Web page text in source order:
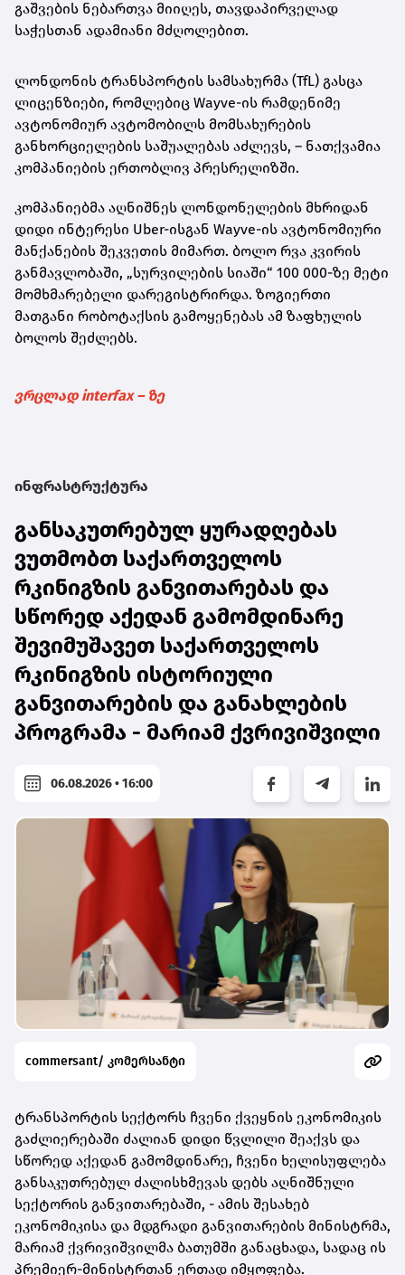
გაშვების ნებართვა მიიღეს, თავდაპირველად
საჭესთან ადამიანი მძღოლებით.
ლონდონის ტრანსპორტის სამსახურმა (TfL) გასცა
ლიცენზიები, რომლებიც Wayve-ის რამდენიმე
ავტონომიურ ავტომობილს მომსახურების
განხორციელების საშუალებას აძლევს, – ნათქვამია
კომპანიების ერთობლივ პრესრელიზში.
კომპანიებმა აღნიშნეს ლონდონელების მხრიდან
დიდი ინტერესი Uber-ისგან Wayve-ის ავტონომიური
მანქანების შეკვეთის მიმართ. ბოლო რვა კვირის
განმავლობაში, „სურვილების სიაში“ 100 000-ზე მეტი
მომხმარებელი დარეგისტრირდა. ზოგიერთი
მათგანი რობოტაქსის გამოყენებას ამ ზაფხულის
ბოლოს შეძლებს.
ვრცლად interfax – ზე
ინფრასტრუქტურა
განსაკუთრებულ ყურადღებას
ვუთმობთ საქართველოს
რკინიგზის განვითარებას და
სწორედ აქედან გამომდინარე
შევიმუშავეთ საქართველოს
რკინიგზის ისტორიული
განვითარების და განახლების
პროგრამა - მარიამ ქვრივიშვილი
06.08.2026 • 16:00
commersant/ კომერსანტი
ტრანსპორტის სექტორს ჩვენი ქვეყნის ეკონომიკის
გაძლიერებაში ძალიან დიდი წვლილი შეაქვს და
სწორედ აქედან გამომდინარე, ჩვენი ხელისუფლება
განსაკუთრებულ ძალისხმევას დებს აღნიშნული
სექტორის განვითარებაში, - ამის შესახებ
ეკონომიკისა და მდგრადი განვითარების მინისტრმა,
მარიამ ქვრივიშვილმა ბათუმში განაცხადა, სადაც ის
პრემიერ-მინისტრთან ერთად იმყოფება.